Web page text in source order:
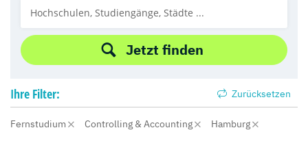
Jetzt finden
Ihre Filter: Zurücksetzen
Fernstudium Controlling & Accounting Hamburg